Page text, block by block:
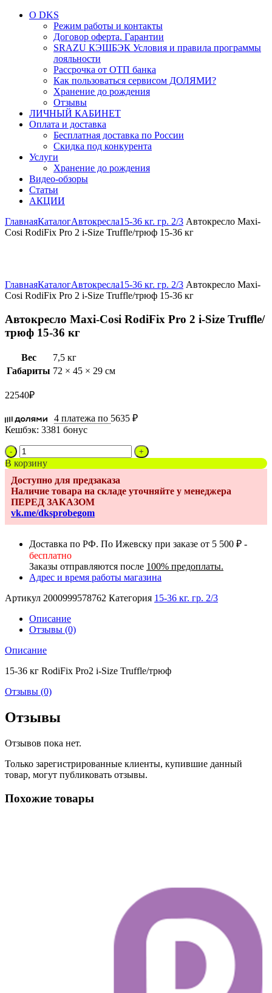
О DKS
Режим работы и контакты
Договор оферта. Гарантии
SRAZU КЭШБЭК Условия и правила программы
лояльности
Рассрочка от ОТП банка
Как пользоваться сервисом ДОЛЯМИ?
Хранение до рождения
Отзывы
ЛИЧНЫЙ КАБИНЕТ
Оплата и доставка
Бесплатная доставка по России
Скидка под конкурента
Услуги
Хранение до рождения
Видео-обзоры
Статьи
АКЦИИ
ГлавнаяКаталогАвтокресла15-36 кг. гр. 2/3 Автокресло Maxi-
Cosi RodiFix Pro 2 i-Size Truffle/трюф 15-36 кг
ГлавнаяКаталогАвтокресла15-36 кг. гр. 2/3 Автокресло Maxi-
Cosi RodiFix Pro 2 i-Size Truffle/трюф 15-36 кг
Автокресло Maxi-Cosi RodiFix Pro 2 i-Size Truffle/
трюф 15-36 кг
Вес
7,5 кг
Габариты 72 × 45 × 29 см
22540₽
4 платежа по 5635 ₽
Кешбэк: 3381 бонус
Количество
товара
Автокресло
Maxi-
Cosi
RodiFix
Pro
2
Size
Truffle/
трюф
15-
кг
В корзину
Доступно для предзаказа
Наличие товара на складе уточняйте у менеджера
ПЕРЕД ЗАКАЗОМ
vk.me/dksprobegom
Доставка по РФ. По Ижевску при заказе от 5 500 ₽ -
бесплатно
Заказы отправляются после 100% предоплаты.
Адрес и время работы магазина
Артикул 2000999578762 Категория 15-36 кг. гр. 2/3
Описание
Отзывы (0)
Описание
15-36 кг RodiFix Pro2 i-Size Truffle/трюф
Отзывы (0)
Отзывы
Отзывов пока нет.
Только зарегистрированные клиенты, купившие данный
товар, могут публиковать отзывы.
Похожие товары